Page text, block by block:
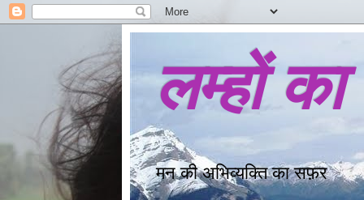
लम्हों
मन की अभिव्यक्ति का सफ़र